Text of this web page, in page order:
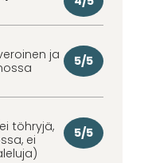
ja
5/5
töhryjä,
ei
5/5